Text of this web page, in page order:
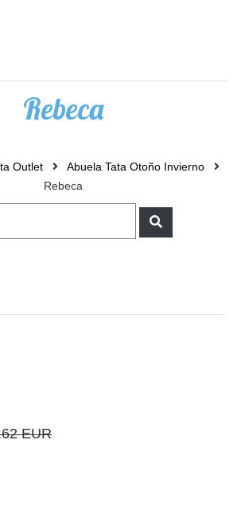
Rebeca
Outlet
Abuela Tata Otoño Invierno
Rebeca
EUR